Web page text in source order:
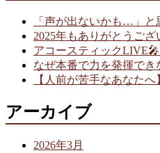
「声が出ないかも…」と
2025年もありがとうござ
アコースティック
なぜ本番で力を発揮で
【人前が苦手なあなた
アーカイブ
2026年3月